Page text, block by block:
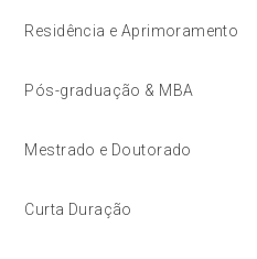
Residência e Aprimoramento
Pós-graduação & MBA
Mestrado e Doutorado
Curta Duração